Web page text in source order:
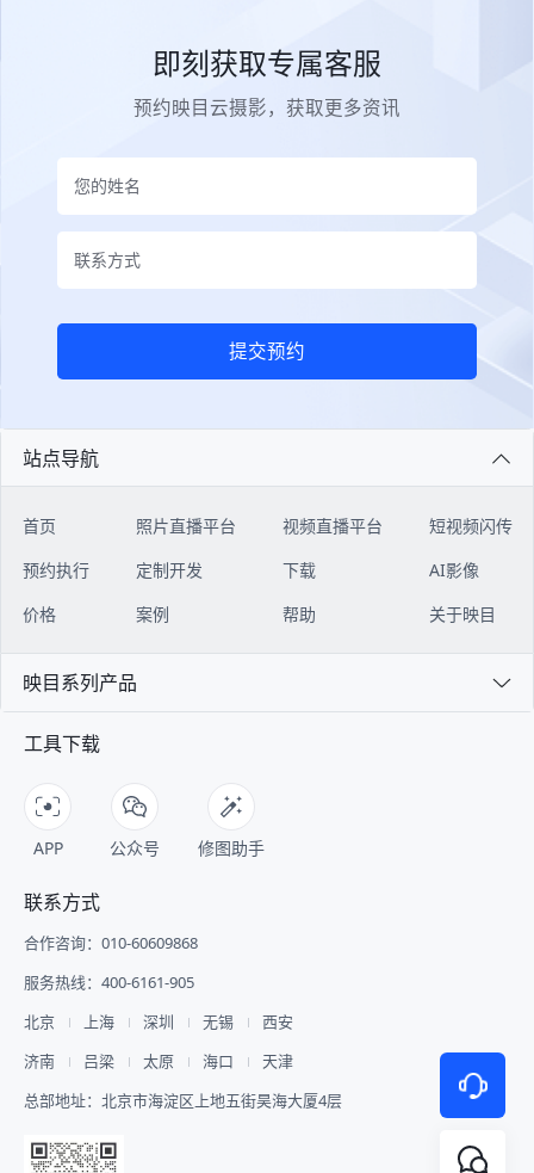
即刻获取专属客服
预约映目云摄影，获取更多资讯
提交预约
站点导航
首页
预约执行
价格
照片直播平台
定制开发
案例
视频直播平台
下载
帮助
短视频闪传
AI影像
关于映目
映目系列产品
工具下载
APP 公众号 修图助手
联系方式
合作咨询：010-60609868
服务热线：400-6161-905
北京
上海 深圳 无锡
西安
济南
吕梁 太原 海口
天津
总部地址：北京市海淀区上地五街昊海大厦4层